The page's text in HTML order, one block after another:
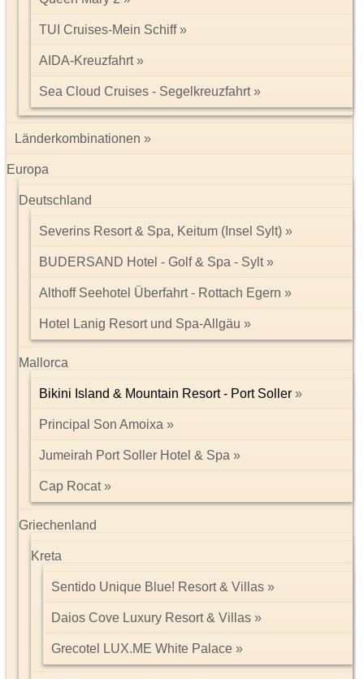
TUI Cruises-Mein Schiff
AIDA-Kreuzfahrt
Sea Cloud Cruises - Segelkreuzfahrt
Länderkombinationen
Europa
Deutschland
Severins Resort & Spa, Keitum (Insel Sylt)
BUDERSAND Hotel - Golf & Spa - Sylt
Althoff Seehotel Überfahrt - Rottach Egern
Hotel Lanig Resort und Spa-Allgäu
Mallorca
Bikini Island & Mountain Resort - Port Soller
Principal Son Amoixa
Jumeirah Port Soller Hotel & Spa
Cap Rocat
Griechenland
Kreta
Sentido Unique Blue! Resort & Villas
Daios Cove Luxury Resort & Villas
Grecotel LUX.ME White Palace
modern, komfortabel
Lobby, Aufzug, Klimaanlage
WLAN, in der gesamten Anlage
1 À-la-carte-Restaurant: internationale Küche, auf der
Dachterrasse
Sonnenterrasse
Wellness inklusive:
Saunabereich: Sauna, Dampfbad
Wellness gegen Gebühr (teils Fremdanbieter):
Spa: Santaverde
kosmetische Anwendungen: Gesichtsbehandlung
Sport & Unterhaltung inklusive (teils Fremdanbieter):
Yoga
Stand-Up-Paddling
Mountainbikes
Rooftop-Fitness-Terrasse
Sport & Unterhaltung gegen Gebühr (teils Fremdanbieter):
Personal Trainer
Schnorcheln
Geführte Wanderungen, Vespa-Verleih, Bootstouren